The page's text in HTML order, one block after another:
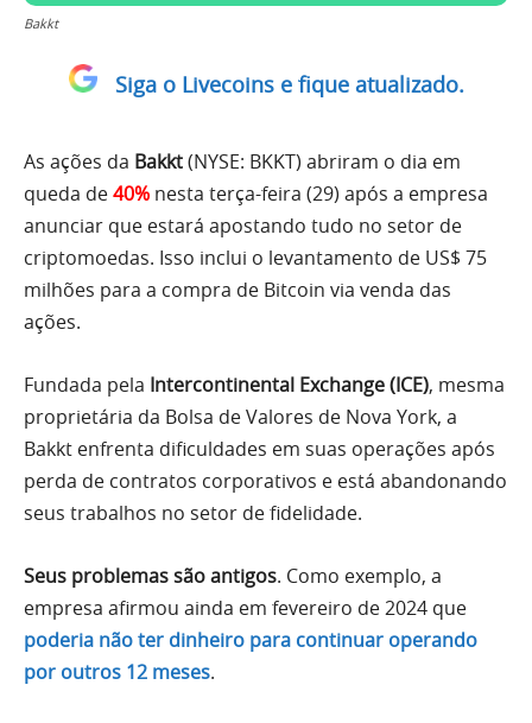
Bakkt
Siga o Livecoins e fique atualizado.
As ações da Bakkt(NYSE: BKKT) abriram o dia em
queda de40% nesta terça-feira (29) após a empresa
anunciar que estará apostando tudo no setor de
criptomoedas. Isso inclui o levantamento de US$ 75
milhões para a compra de Bitcoin via venda das
ações.
Fundada pela Intercontinental Exchange (ICE), mesma
proprietária da Bolsa de Valores de Nova York, a
Bakkt enfrenta dificuldades em suas operações após
perda de contratos corporativos e está abandonando
seus trabalhos no setor de fidelidade.
Seus problemas são antigos. Como exemplo, a
empresa afirmou ainda em fevereiro de 2024 que
poderia não ter dinheiro para continuar operando
por outros 12 meses.